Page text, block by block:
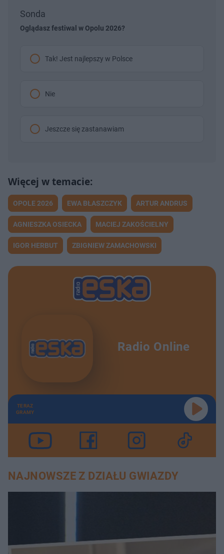
Sonda
Oglądasz festiwal w Opolu 2026?
Tak! Jest najlepszy w Polsce
Nie
Jeszcze się zastanawiam
OPOLE 2026 EWA BŁASZCZYK ARTUR ANDRUS
AGNIESZKA OSIECKA MACIEJ ZAKOŚCIELNY
IGOR HERBUT ZBIGNIEW ZAMACHOWSKI
Radio Online
TERAZ
GRAMY
NAJNOWSZE Z DZIAŁU GWIAZDY